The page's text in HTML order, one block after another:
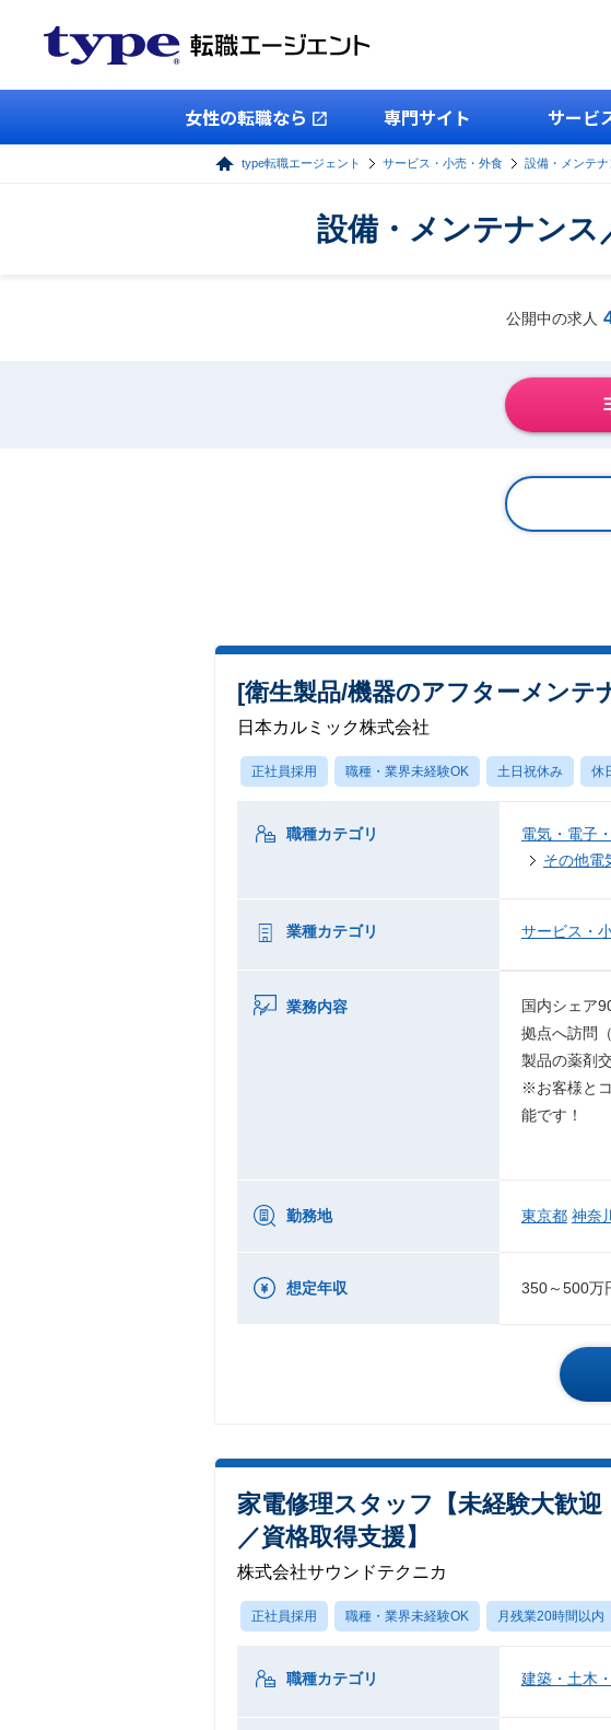
女性の転職なら 専門サイト サービ
type転職エージェント サービス・小売・外食 設備・メンテナ
設備・メンテナンス
公開中の求人
[衛生製品/機器のアフターメンテ
日本カルミック株式会社
正社員採用 職種・業界未経験OK 土日祝休み 休
職種カテゴリ 電気・電子
その他電
業種カテゴリ サービス・
業務内容
国内シェア
拠点へ訪問
製品の薬剤
※お客様と
能です！
勤務地 東京都 神奈
想定年収 350～500万
家電修理スタッフ【未経験大歓
／資格取得支援】
株式会社サウンドテクニカ
正社員採用 職種・業界未経験OK 月残業20時間以内
職種カテゴリ 建築・土木